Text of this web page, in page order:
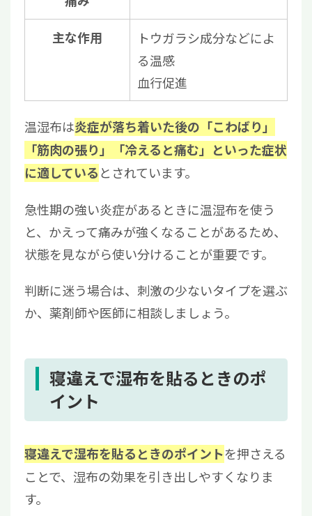
主な作用
トウガラシ成分などによ
る温感
血行促進
温湿布は炎症が落ち着いた後の「こわばり」
「筋肉の張り」「冷えると痛む」といった症状
に適しているとされています。
急性期の強い炎症があるときに温湿布を使う
と、かえって痛みが強くなることがあるため、
状態を見ながら使い分けることが重要です。
判断に迷う場合は、刺激の少ないタイプを選ぶ
か、薬剤師や医師に相談しましょう。
寝違えで湿布を貼るときのポ
イント
寝違えで湿布を貼るときのポイントを押さえる
ことで、湿布の効果を引き出しやすくなりま
す。